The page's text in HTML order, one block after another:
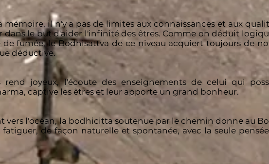
il n'y a pas de limites aux connaissances et aux
dans le but d'aider l'infinité des êtres. Comme on déduit
fumée, le Bodhisattva de ce niveau acquiert toujours de
déductive.
joyeux, l'écoute des enseignements de celui qui
captive les êtres et leur apporte un grand bonheur.
vers l'océan, la bodhicitta soutenue par le chemin donne au
de façon naturelle et spontanée, avec la seule